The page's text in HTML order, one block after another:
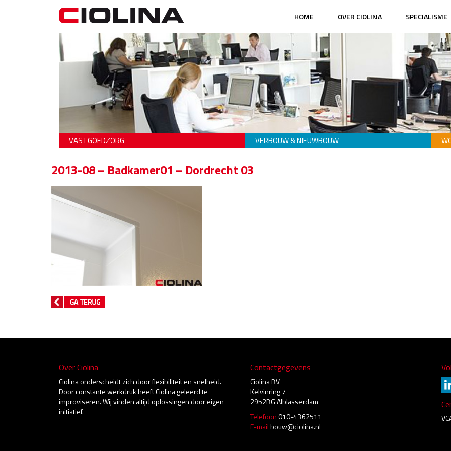
HOME OVER CIOLINA SPECIALISME
VASTGOEDZORG VERBOUW & NIEUWBOUW
2013-08 – Badkamer01 – Dordrecht 03
Over Ciolina
Ciolina onderscheidt zich door flexibiliteit en snelheid.
Door constante werkdruk heeft Ciolina geleerd te
improviseren. Wij vinden altijd oplossingen door eigen
initiatief.
Contactgegevens
Ciolina BV
Kelvinring 7
2952BG Alblasserdam
Telefoon010-4362511
E-mailbouw@ciolina.nl